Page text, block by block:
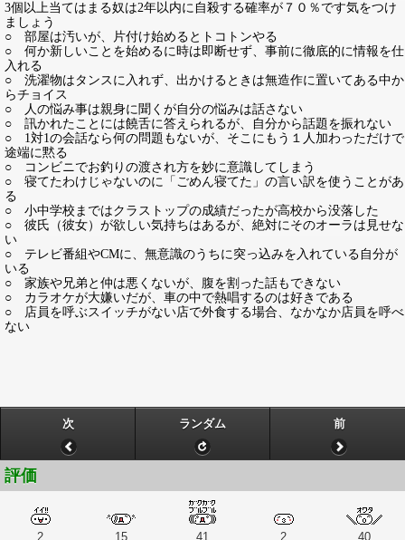
3個以上当てはまる奴は2年以内に自殺する確率が７０％です気をつけ
ましょう
○ 部屋は汚いが、片付け始めるとトコトンやる
○ 何か新しいことを始めるに時は即断せず、事前に徹底的に情報を仕
入れる
○ 洗濯物はタンスに入れず、出かけるときは無造作に置いてある中か
らチョイス
○ 人の悩み事は親身に聞くが自分の悩みは話さない
○ 訊かれたことには饒舌に答えられるが、自分から話題を振れない
○ 1対1の会話なら何の問題もないが、そこにもう１人加わっただけで
途端に黙る
○ コンビニでお釣りの渡され方を妙に意識してしまう
○ 寝てたわけじゃないのに「ごめん寝てた」の言い訳を使うことがあ
る
○ 小中学校まではクラストップの成績だったが高校から没落した
○ 彼氏（彼女）が欲しい気持ちはあるが、絶対にそのオーラは見せな
い
○ テレビ番組やCMに、無意識のうちに突っ込みを入れている自分が
いる
○ 家族や兄弟と仲は悪くないが、腹を割った話もできない
○ カラオケが大嫌いだが、車の中で熱唱するのは好きである
○ 店員を呼ぶスイッチがない店で外食する場合、なかなか店員を呼べ
ない
次 ランダム 前
評価
2 15 41 2 40